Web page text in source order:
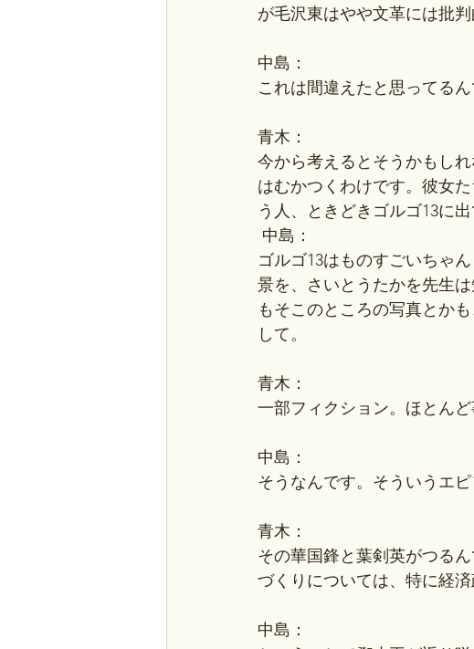
が毛沢東はやや文革には批判
中島：
これは間違えたと思ってるん
青木：
今から考えるとそうかもし
はむかつくわけです。彼女
う人、ときどきゴルゴ13に出
中島：
ゴルゴ13はものすごいちゃ
景を、さいとうたかを先生
もそこのところの写真とか
して。
青木：
一部フィクション。ほとんど
中島：
そうなんです。そういうエ
青木：
その華国鋒と葉剣英がつる
づくりについては、特に経
中島：